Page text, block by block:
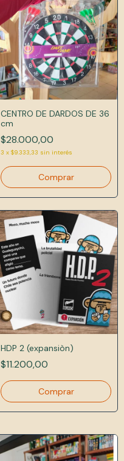
CENTRO DE DARDOS DE 36
cm
$28.000,00
3 x $9.333,33 sin interés
HDP 2 (expansiòn)
$11.200,00